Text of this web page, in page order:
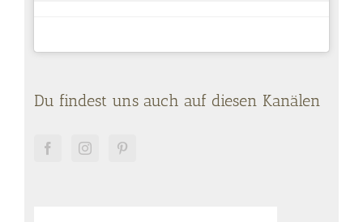
Du findest uns auch auf diesen Kanälen